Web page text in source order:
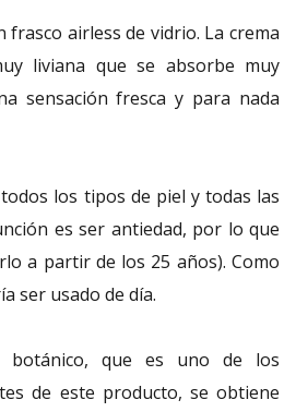
frasco airless de vidrio. La crema
liviana que se absorbe muy
sensación fresca y para nada
los tipos de piel y todas las
es ser antiedad, por lo que
a partir de los 25 años). Como
ser usado de día.
botánico, que es uno de los
de este producto, se obtiene